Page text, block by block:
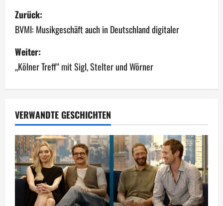
B
e
i
t
r
a
g
s
n
Zurück:
BVMI: Musikgeschäft auch in Deutschland digitaler
Weiter:
„Kölner Treff“ mit Sigl, Stelter und Wörner
VERWANDTE GESCHICHTEN